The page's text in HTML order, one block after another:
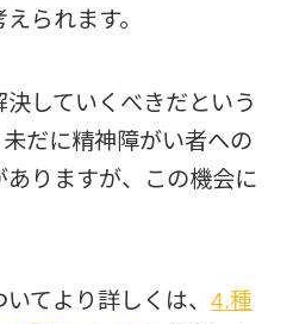
られます。
していくべきだという
だに精神障がい者への
りますが、この機会に
てより詳しくは、4.種